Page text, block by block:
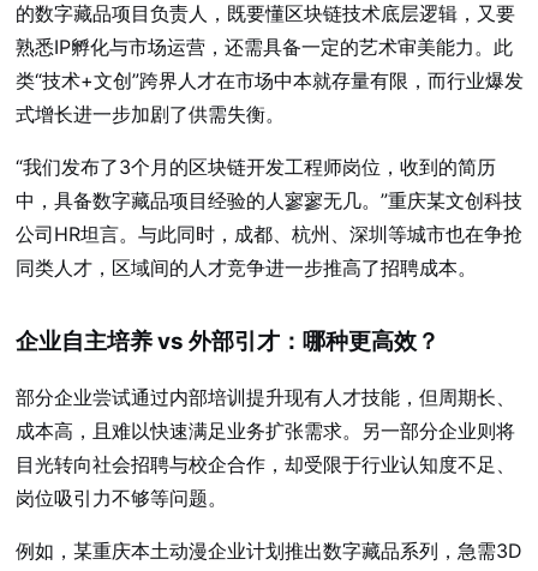
的数字藏品项目负责人，既要懂区块链技术底层逻辑，又要
熟悉IP孵化与市场运营，还需具备一定的艺术审美能力。此
类“技术+文创”跨界人才在市场中本就存量有限，而行业爆发
式增长进一步加剧了供需失衡。
“我们发布了3个月的区块链开发工程师岗位，收到的简历
中，具备数字藏品项目经验的人寥寥无几。”重庆某文创科技
公司HR坦言。与此同时，成都、杭州、深圳等城市也在争抢
同类人才，区域间的人才竞争进一步推高了招聘成本。
企业自主培养 vs 外部引才：哪种更高效？
部分企业尝试通过内部培训提升现有人才技能，但周期长、
成本高，且难以快速满足业务扩张需求。另一部分企业则将
目光转向社会招聘与校企合作，却受限于行业认知度不足、
岗位吸引力不够等问题。
例如，某重庆本土动漫企业计划推出数字藏品系列，急需3D